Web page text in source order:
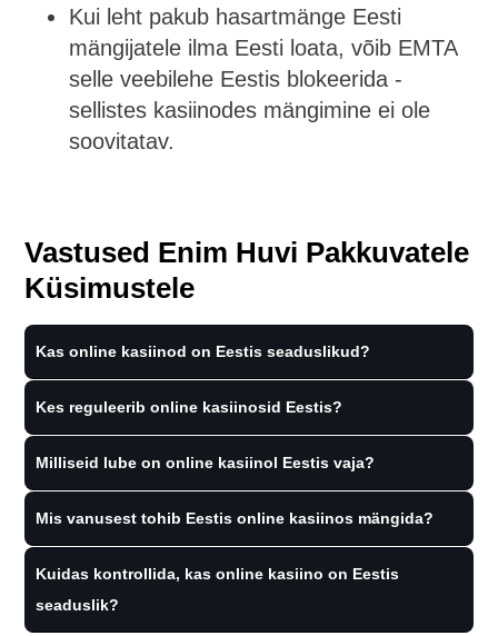
Kui leht pakub hasartmänge Eesti
mängijatele ilma Eesti loata, võib EMTA
selle veebilehe Eestis blokeerida -
sellistes kasiinodes mängimine ei ole
soovitatav.
Vastused Enim Huvi Pakkuvatele
Küsimustele
Kas online kasiinod on Eestis seaduslikud?
Kes reguleerib online kasiinosid Eestis?
Milliseid lube on online kasiinol Eestis vaja?
Mis vanusest tohib Eestis online kasiinos mängida?
Kuidas kontrollida, kas online kasiino on Eestis
seaduslik?